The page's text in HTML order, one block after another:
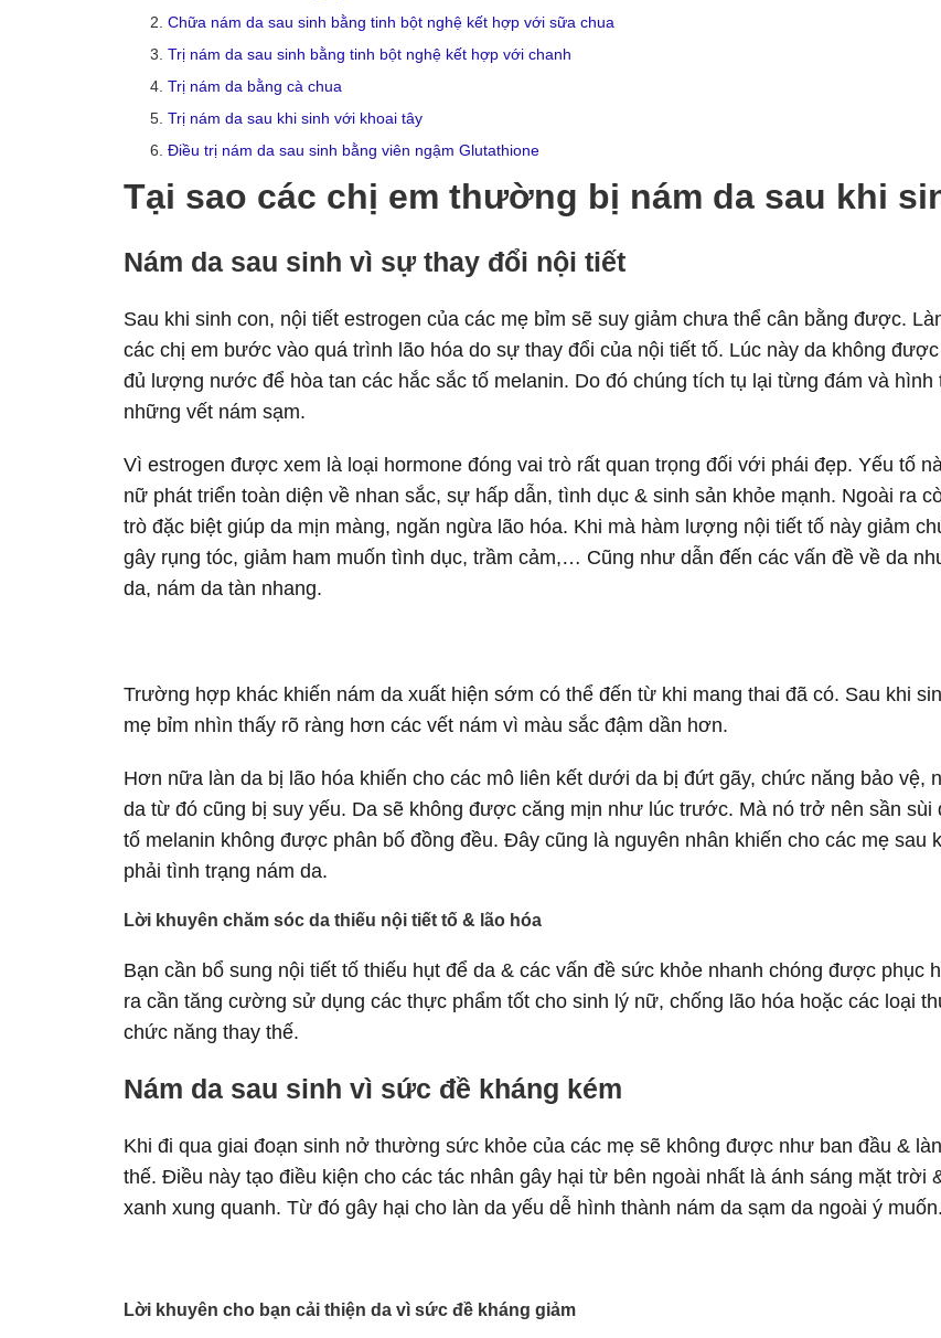
Chữa nám da sau sinh bằng tinh bột nghệ kết hợp với sữa chua
Trị nám da sau sinh bằng tinh bột nghệ kết hợp với chanh
Trị nám da bằng cà chua
Trị nám da sau khi sinh với khoai tây
Điều trị nám da sau sinh bằng viên ngậm Glutathione
Tại sao các chị em thường bị nám da sau khi
Nám da sau sinh vì sự thay đổi nội tiết
Sau khi sinh con, nội tiết estrogen của các mẹ bỉm sẽ suy giảm chưa thể cân bằng được.
các chị em bước vào quá trình lão hóa do sự thay đổi của nội tiết tố. Lúc này da không
đủ lượng nước để hòa tan các hắc sắc tố melanin. Do đó chúng tích tụ lại từng đám và hình
những vết nám sạm.
Vì estrogen được xem là loại hormone đóng vai trò rất quan trọng đối với phái đẹp. Yếu tố
nữ phát triển toàn diện về nhan sắc, sự hấp dẫn, tình dục & sinh sản khỏe mạnh. Ngoài ra
trò đặc biệt giúp da mịn màng, ngăn ngừa lão hóa. Khi mà hàm lượng nội tiết tố này giảm
gây rụng tóc, giảm ham muốn tình dục, trầm cảm,… Cũng như dẫn đến các vấn đề về da
da, nám da tàn nhang.
Trường hợp khác khiến nám da xuất hiện sớm có thể đến từ khi mang thai đã có. Sau khi
mẹ bỉm nhìn thấy rõ ràng hơn các vết nám vì màu sắc đậm dần hơn.
Hơn nữa làn da bị lão hóa khiến cho các mô liên kết dưới da bị đứt gãy, chức năng bảo vệ,
da từ đó cũng bị suy yếu. Da sẽ không được căng mịn như lúc trước. Mà nó trở nên sần sùi
tố melanin không được phân bố đồng đều. Đây cũng là nguyên nhân khiến cho các mẹ sau
phải tình trạng nám da.
Lời khuyên chăm sóc da thiếu nội tiết tố & lão hóa
Bạn cần bổ sung nội tiết tố thiếu hụt để da & các vấn đề sức khỏe nhanh chóng được phục
ra cần tăng cường sử dụng các thực phẩm tốt cho sinh lý nữ, chống lão hóa hoặc các loại
chức năng thay thế.
Nám da sau sinh vì sức đề kháng kém
Khi đi qua giai đoạn sinh nở thường sức khỏe của các mẹ sẽ không được như ban đầu &
thế. Điều này tạo điều kiện cho các tác nhân gây hại từ bên ngoài nhất là ánh sáng mặt trời
xanh xung quanh. Từ đó gây hại cho làn da yếu dễ hình thành nám da sạm da ngoài ý muốn.
Lời khuyên cho bạn cải thiện da vì sức đề kháng giảm